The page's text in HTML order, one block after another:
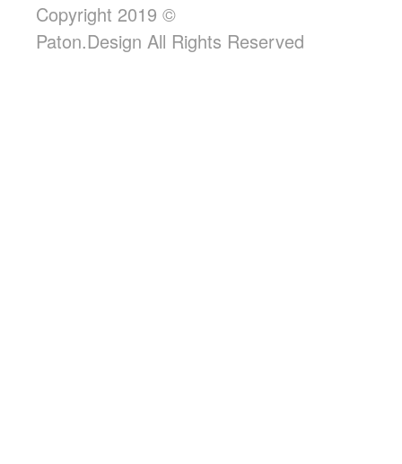
Copyright 2019 ©
Paton.Design All Rights Reserved